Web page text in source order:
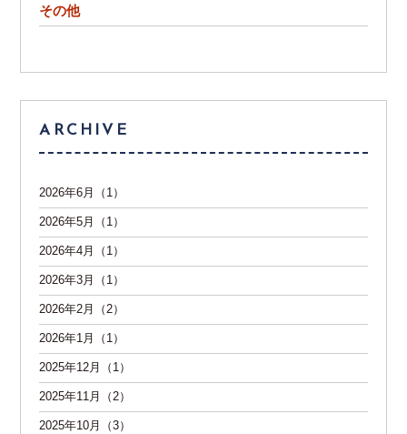
その他
ARCHIVE
2026年6月（1）
2026年5月（1）
2026年4月（1）
2026年3月（1）
2026年2月（2）
2026年1月（1）
2025年12月（1）
2025年11月（2）
2025年10月（3）